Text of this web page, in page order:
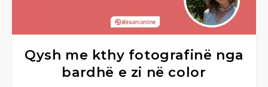
Qysh me kthy fotografinë nga
bardhë e zi në color